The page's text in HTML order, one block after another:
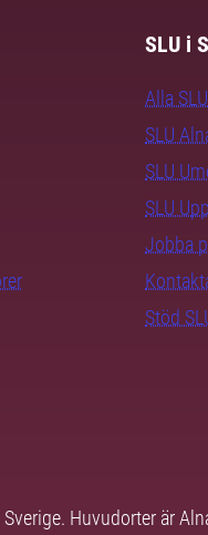
SLU i
Alla
SLU
SLU
SLU
Jobba
Stöd
Huvudorter är